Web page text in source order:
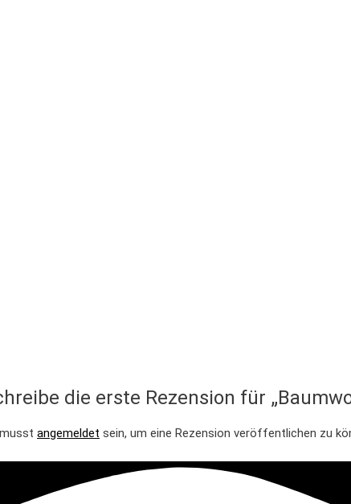
die erste Rezension für
angemeldet sein, um eine Rezension veröffentlichen zu